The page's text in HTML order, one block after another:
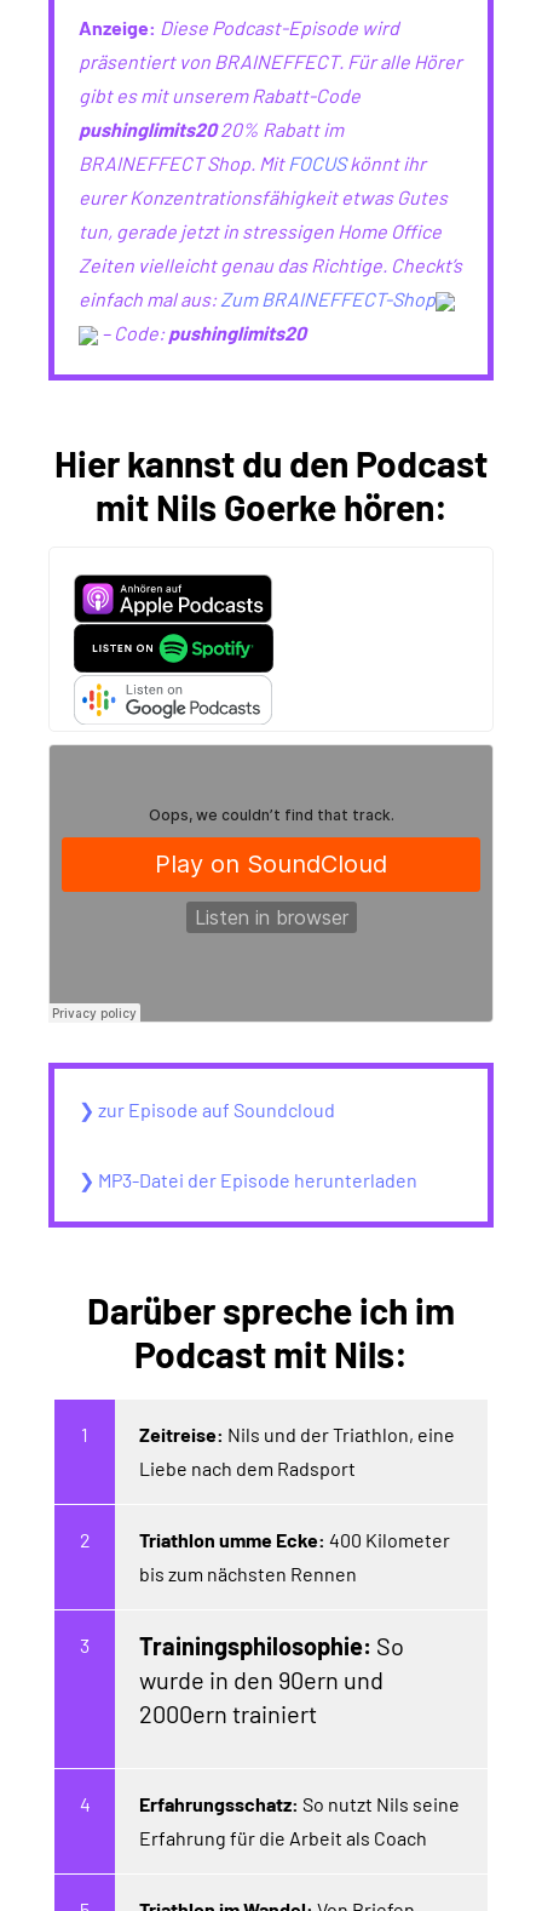
Anzeige: Diese Podcast-Episode wird
präsentiert von BRAINEFFECT. Für alle Hörer
gibt es mit unserem Rabatt-Code
pushinglimits2020% Rabatt im
BRAINEFFECT Shop. Mit FOCUSkönnt ihr
eurer Konzentrationsfähigkeit etwas Gutes
tun, gerade jetzt in stressigen Home Office
Zeiten vielleicht genau das Richtige. Checkt’s
einfach mal aus: Zum BRAINEFFECT-Shop
– Code:pushinglimits20
Hier kannst du den Podcast
mit Nils Goerke hören:
❯ zur Episode auf Soundcloud
❯ MP3-Datei der Episode herunterladen
Darüber spreche ich im
Podcast mit Nils:
Zeitreise: Nils und der Triathlon, eine
Liebe nach dem Radsport
Triathlon umme Ecke: 400 Kilometer
bis zum nächsten Rennen
Trainingsphilosophie: So
wurde in den 90ern und
2000ern trainiert
Erfahrungsschatz: So nutzt Nils seine
Erfahrung für die Arbeit als Coach